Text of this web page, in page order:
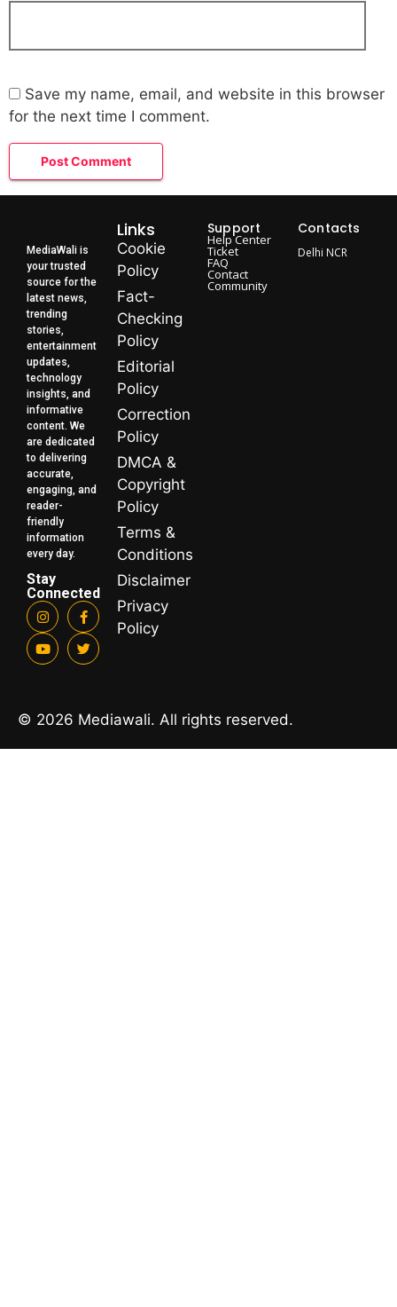
Save my name, email, and website in this browser
for the next time I comment.
MediaWali is
your trusted
source for the
latest news,
trending
stories,
entertainment
updates,
technology
insights, and
informative
content. We
are dedicated
to delivering
accurate,
engaging, and
reader-
friendly
information
every day.
Stay
Connected
Links
Cookie
Policy
Fact-
Checking
Policy
Editorial
Policy
Correction
Policy
DMCA &
Copyright
Policy
Terms &
Conditions
Disclaimer
Privacy
Policy
Support
Help Center
Ticket
FAQ
Contact
Community
Contacts
Delhi NCR
© 2026 Mediawali. All rights reserved.